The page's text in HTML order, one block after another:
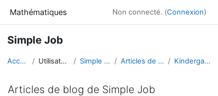
Mathématiques Non connecté. (Connexion)
Simple Job
Accueil Utilisateurs Simple Job Articles de blog Kindergarten
Articles de blog de Simple Job